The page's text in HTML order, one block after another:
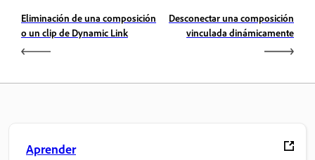
Eliminación de una composición
o un clip de Dynamic Link
Desconectar una composición
vinculada dinámicamente
Aprender